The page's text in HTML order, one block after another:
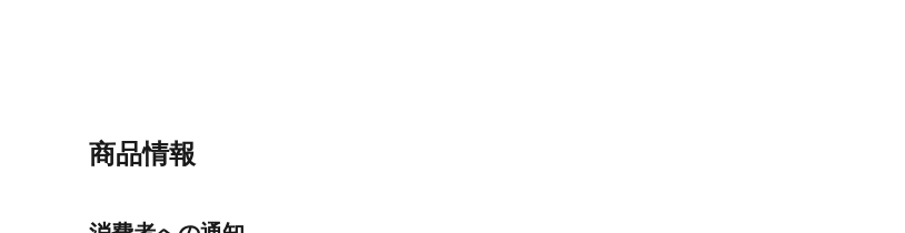
商品情報